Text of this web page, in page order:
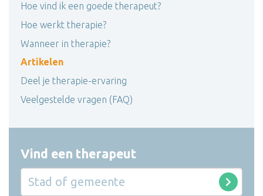
Hoe vind ik een goede therapeut?
Hoe werkt therapie?
Wanneer in therapie?
Artikelen
Deel je therapie-ervaring
Veelgestelde vragen (FAQ)
Vind een therapeut